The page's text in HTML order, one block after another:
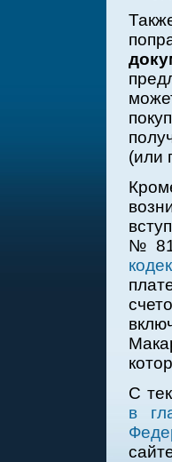
(или
№
С
в